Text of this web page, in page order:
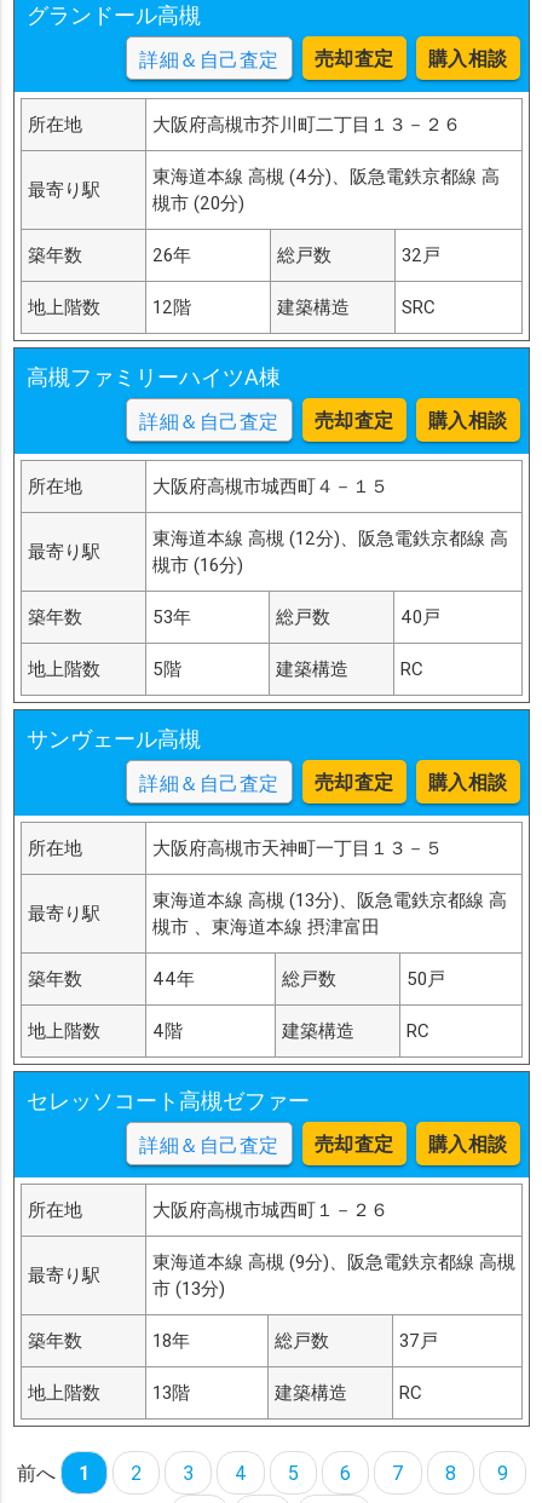
グランドール高槻
詳細＆自己査定 売却査定 購入相談
所在地 大阪府高槻市芥川町二丁目１３－２６
最寄り駅
東海道本線 高槻 (4分)、阪急電鉄京都線 高
槻市 (20分)
築年数 26年 総戸数 32戸
地上階数 12階 建築構造 SRC
高槻ファミリーハイツA棟
詳細＆自己査定 売却査定 購入相談
所在地 大阪府高槻市城西町４－１５
最寄り駅
東海道本線 高槻 (12分)、阪急電鉄京都線 高
槻市 (16分)
築年数 53年 総戸数 40戸
地上階数 5階 建築構造 RC
サンヴェール高槻
詳細＆自己査定 売却査定 購入相談
所在地 大阪府高槻市天神町一丁目１３－５
最寄り駅
東海道本線 高槻 (13分)、阪急電鉄京都線 高
槻市 、東海道本線 摂津富田
築年数 44年 総戸数 50戸
地上階数 4階 建築構造 RC
セレッソコート高槻ゼファー
詳細＆自己査定 売却査定 購入相談
所在地 大阪府高槻市城西町１－２６
最寄り駅
東海道本線 高槻 (9分)、阪急電鉄京都線 高槻
市 (13分)
築年数 18年 総戸数 37戸
地上階数 13階 建築構造 RC
前へ 1 2 3 4 5 6 7 8
9